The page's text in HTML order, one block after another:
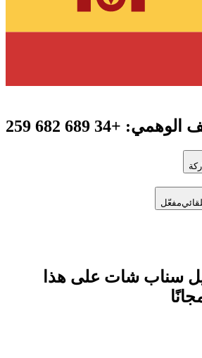
الوهمي:
+34 689 682 259
مفعّل
سناب شات على هذا